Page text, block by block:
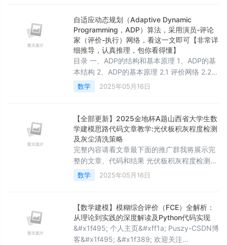
验和知识凝练成一份全面的解题思路与代码论
文集合&#xff0c;专为本次赛题设计&#xff0c;旨
在帮助您深入理解数学建模的每一个环节。本
次五一数学建模竞赛B题可以做如下考虑
自适应动态规划（Adaptive Dynamic
Programming，ADP）算法，采用演员-评论
家（评价-执行）网络，看这一文即可【非常详
细推导，认真推理，包你看得懂】
目录 一、ADP的结构和基本原理 1、ADP的基
本结构 2、ADP的基本原理 2.1 评价网络 2.2
执行网络 二、评价-执行&#xff08;演员-评论家
&#xff09;网络设计及更新 1、评价网络设计
具箱例子实现 自适应动态规划
&#xff08;Adaptive Dynamic Progr
数学 2025年05月16日
【全部更新】2025金地杯A题山西省大学生数
学建模思路代码文章教学:光伏板积灰程度检测
及灰尘清洗策略
完整内容请看文章最下面的推广群我将展示完
整的文章、代码和结果 光伏板积灰程度检测及
灰尘清洗策略 摘要 随着光伏发电在新能源体系
中的快速普及&#xff0c;其运行维护的智能化需
&#xff0c;组件表面积灰问题对发电效率造成显
著影响&#xff0c;如何高效识别积灰程度、评估
清洗收益并制定科学的维护策略成为关键问
题。本文依托四个典型光伏电站的运行与环境
数学 2025年05月16日
【数学建模】模糊综合评价（FCE）全解析：
从理论到实践的深度解读及Python代码实现
&#x1f495; 个人主页&#xff1a; Puszy-CSDN博
客&#x1f495; &#x1f389; 欢迎关注